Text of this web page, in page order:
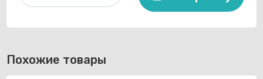
товара
3,9%
Похожие товары